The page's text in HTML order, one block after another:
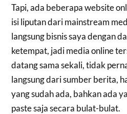
Tapi, ada beberapa website
isi liputan dari mainstream
langsung bisnis saya dengan
ketempat, jadi media online
datang sama sekali, tidak
langsung dari sumber berita,
yang sudah ada, bahkan ada
paste saja secara bulat-bulat.